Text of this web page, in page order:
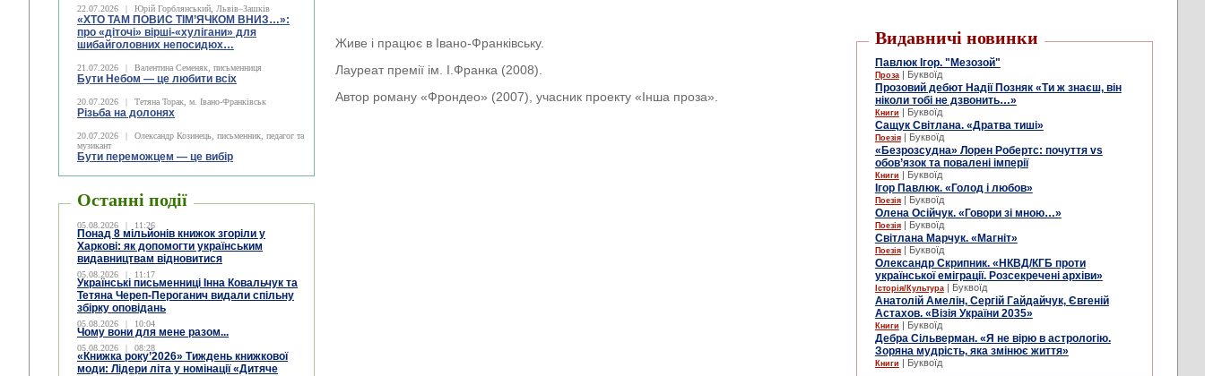
22.07.2026 | Юрій Горблянський, Львів–Зашків
«ХТО ТАМ ПОВИС ТІМ’ЯЧКОМ ВНИЗ…»:
про «діточі» вірші-«хулігани» для
шибайголовних непосидюх…
21.07.2026 | Валентина Семеняк, письменниця
Бути Небом ― це любити всіх
20.07.2026 | Тетяна Торак, м. Івано-Франківськ
Різьба на долонях
20.07.2026 |
Олександр Козинець, письменник, педагог та
музикант
Бути переможцем — це вибір
Останні події
05.08.2026 | 11:26
Понад 8 мільйонів книжок згоріли у
Харкові: як допомогти українським
видавництвам відновитися
05.08.2026 | 11:17
Українські письменниці Інна Ковальчук та
Тетяна Череп-Пероганич видали спільну
збірку оповідань
05.08.2026 | 10:04
Чому вони для мене разом...
05.08.2026 | 08:28
«Книжка року’2026» Тиждень книжкової
моди: Лідери літа у номінації «Дитяче
Живе і працює в Івано-Франківську.
Лауреат премії ім. І.Франка (2008).
Автор роману «Фрондео» (2007), учасник проекту «Інша проза».
Видавничі новинки
Павлюк Ігор. "Мезозой"
Проза| Буквоїд
Прозовий дебют Надії Позняк «Ти ж знаєш, він
ніколи тобі не дзвонить…»
Книги | Буквоїд
Сащук Світлана. «Дратва тиші»
Поезія| Буквоїд
«Безрозсудна» Лорен Робертс: почуття vs
обов’язок та повалені імперії
Книги | Буквоїд
Ігор Павлюк. «Голод і любов»
Поезія| Буквоїд
Олена Осійчук. «Говори зі мною…»
Поезія| Буквоїд
Світлана Марчук. «Магніт»
Поезія| Буквоїд
Олександр Скрипник. «НКВД/КГБ проти
української еміграції. Розсекречені архіви»
Історія/Культура| Буквоїд
Анатолій Амелін, Сергій Гайдайчук, Євгеній
Астахов. «Візія України 2035»
Книги | Буквоїд
Дебра Сільверман. «Я не вірю в астрологію.
Зоряна мудрість, яка змінює життя»
Книги | Буквоїд